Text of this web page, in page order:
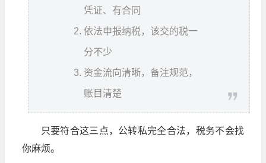
凭证、有合同
依法申报纳税，该交的税一
分不少
资金流向清晰，备注规范，
账目清楚
只要符合这三点，公转私完全合法，税务不会找
你麻烦。